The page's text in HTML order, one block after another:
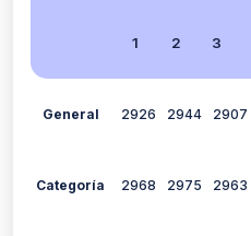
1
2 3
General 2926 2944 2907
Categoría 2968 2975 2963